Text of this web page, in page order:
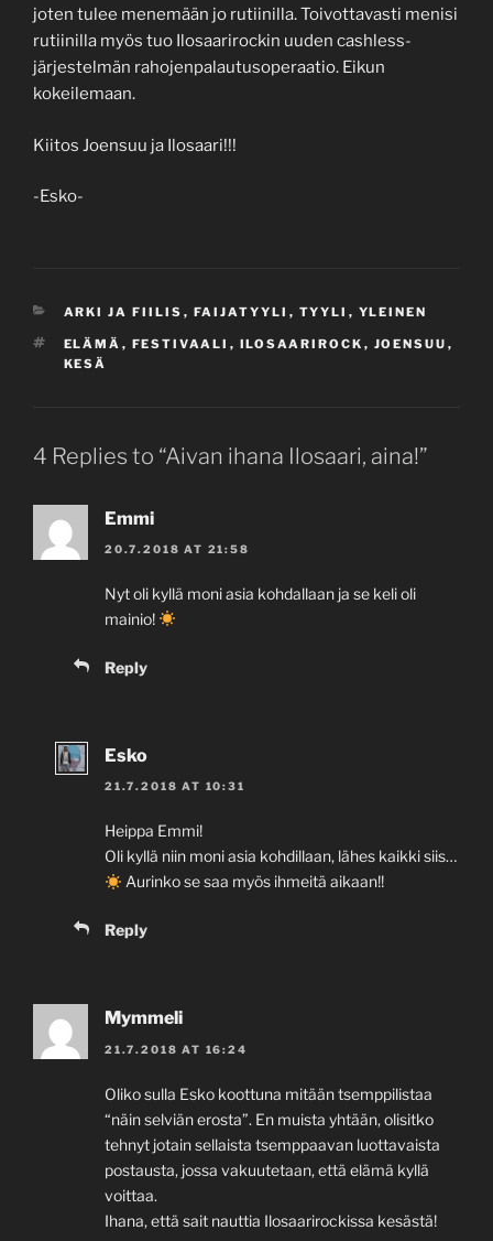
joten tulee menemään jo rutiinilla. Toivottavasti menisi
rutiinilla myös tuo Ilosaarirockin uuden cashless-
järjestelmän rahojenpalautusoperaatio. Eikun
kokeilemaan.
Kiitos Joensuu ja Ilosaari!!!
-Esko-
CATEGORIES
ARKI JA FIILIS , FAIJATYYLI , TYYLI , YLEINEN
TAGS
ELÄMÄ , FESTIVAALI , ILOSAARIROCK , JOENSUU ,
KESÄ
4 Replies to “Aivan ihana Ilosaari, aina!”
Emmi
20.7.2018 AT 21:58
Nyt oli kyllä moni asia kohdallaan ja se keli oli
mainio!
Reply
Esko
21.7.2018 AT 10:31
Heippa Emmi!
Oli kyllä niin moni asia kohdillaan, lähes kaikki siis…
Aurinko se saa myös ihmeitä aikaan!!
Reply
Mymmeli
21.7.2018 AT 16:24
Oliko sulla Esko koottuna mitään tsemppilistaa
“näin selviän erosta”. En muista yhtään, olisitko
tehnyt jotain sellaista tsemppaavan luottavaista
postausta, jossa vakuutetaan, että elämä kyllä
voittaa.
Ihana, että sait nauttia Ilosaarirockissa kesästä!